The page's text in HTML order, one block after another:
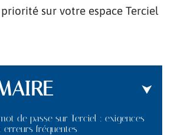
sur votre espace Terciel
de passe sur Terciel : exigences
erreurs fréquentes